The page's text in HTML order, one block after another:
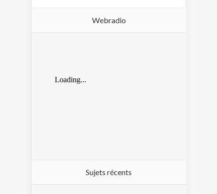
Webradio
Sujets récents